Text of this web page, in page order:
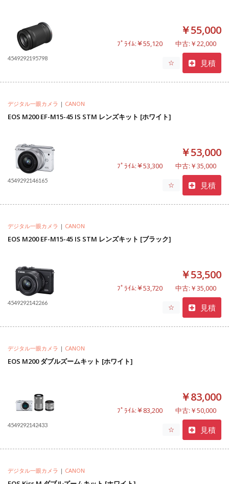
4549292195798
￥55,000
ﾌﾟﾗｲﾑ:￥55,120 中古:￥22,000
☆ 見積
デジタル一眼カメラ | CANON
EOS M200 EF-M15-45 IS STM レンズキット [ホワイト]
4549292146165
￥53,000
ﾌﾟﾗｲﾑ:￥53,300 中古:￥35,000
☆ 見積
デジタル一眼カメラ | CANON
EOS M200 EF-M15-45 IS STM レンズキット [ブラック]
4549292142266
￥53,500
ﾌﾟﾗｲﾑ:￥53,720 中古:￥35,000
☆ 見積
デジタル一眼カメラ | CANON
EOS M200 ダブルズームキット [ホワイト]
4549292142433
￥83,000
ﾌﾟﾗｲﾑ:￥83,200 中古:￥50,000
☆ 見積
デジタル一眼カメラ | CANON